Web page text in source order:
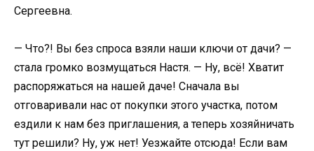
Сергеевна.
— Что?! Вы без спроса взяли наши ключи от дачи? —
стала громко возмущаться Настя. — Ну, всё! Хватит
распоряжаться на нашей даче! Сначала вы
отговаривали нас от покупки этого участка, потом
ездили к нам без приглашения, а теперь хозяйничать
тут решили? Ну, уж нет! Уезжайте отсюда! Если вам